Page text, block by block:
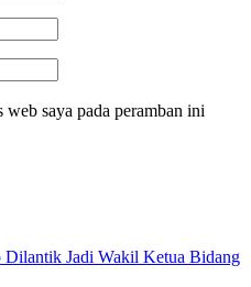
web saya pada peramban ini
Jadi Wakil Ketua Bidang